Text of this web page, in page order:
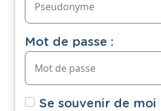
Mot de passe :
Se souvenir de moi